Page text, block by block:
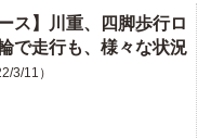
ス】川重、四脚歩行ロ
で走行も、様々な状況
3/11）